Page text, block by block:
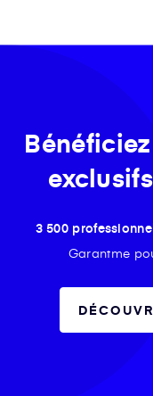
3 500
Garantme